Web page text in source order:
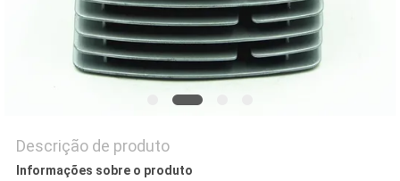
Descrição de produto
Informações sobre o produto